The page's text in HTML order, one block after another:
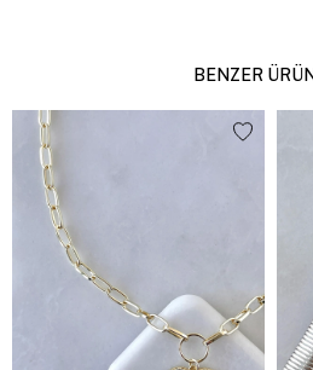
BENZER